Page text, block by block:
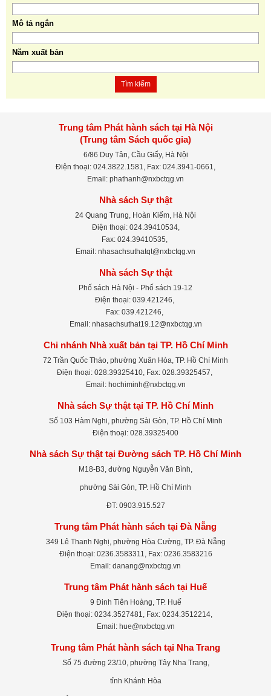
Mô tả ngắn
Năm xuất bản
Tìm kiếm
Trung tâm Phát hành sách tại Hà Nội
(Trung tâm Sách quốc gia)
6/86 Duy Tân, Cầu Giấy, Hà Nội
Điện thoại: 024.3822.1581, Fax: 024.3941-0661,
Email: phathanh@nxbctqg.vn
Nhà sách Sự thật
24 Quang Trung, Hoàn Kiếm, Hà Nội
Điện thoại: 024.39410534,
Fax: 024.39410535,
Email: nhasachsuthatqt@nxbctqg.vn
Nhà sách Sự thật
Phố sách Hà Nội - Phố sách 19-12
Điện thoại: 039.421246,
Fax: 039.421246,
Email: nhasachsuthat19.12@nxbctqg.vn
Chi nhánh Nhà xuất bản tại TP. Hồ Chí Minh
72 Trần Quốc Thảo, phường Xuân Hòa, TP. Hồ Chí Minh
Điện thoại: 028.39325410, Fax: 028.39325457,
Email: hochiminh@nxbctqg.vn
Nhà sách Sự thật tại TP. Hồ Chí Minh
Số 103 Hàm Nghi, phường Sài Gòn, TP. Hồ Chí Minh
Điện thoại: 028.39325400
Nhà sách Sự thật tại Đường sách TP. Hồ Chí Minh
M18-B3, đường Nguyễn Văn Bình,
phường Sài Gòn, TP. Hồ Chí Minh
ĐT: 0903.915.527
Trung tâm Phát hành sách tại Đà Nẵng
349 Lê Thanh Nghị, phường Hòa Cường, TP. Đà Nẵng
Điện thoại: 0236.3583311, Fax: 0236.3583216
Email: danang@nxbctqg.vn
Trung tâm Phát hành sách tại Huế
9 Đinh Tiên Hoàng, TP. Huế
Điện thoại: 0234.3527481, Fax: 0234.3512214,
Email: hue@nxbctqg.vn
Trung tâm Phát hành sách tại Nha Trang
Số 75 đường 23/10, phường Tây Nha Trang,
tỉnh Khánh Hòa